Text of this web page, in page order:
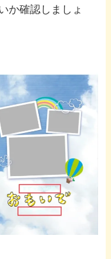
か確認しましょ